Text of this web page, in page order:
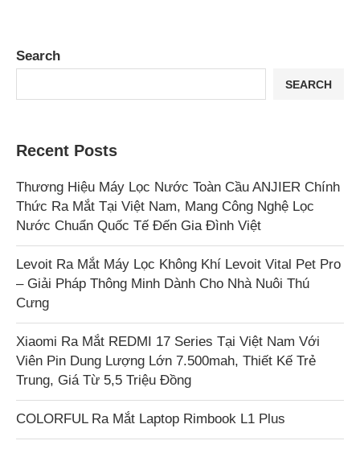
Search
SEARCH
Recent Posts
Thương Hiệu Máy Lọc Nước Toàn Cầu ANJIER Chính
Thức Ra Mắt Tại Việt Nam, Mang Công Nghệ Lọc
Nước Chuẩn Quốc Tế Đến Gia Đình Việt
Levoit Ra Mắt Máy Lọc Không Khí Levoit Vital Pet Pro
– Giải Pháp Thông Minh Dành Cho Nhà Nuôi Thú
Cưng
Xiaomi Ra Mắt REDMI 17 Series Tại Việt Nam Với
Viên Pin Dung Lượng Lớn 7.500mah, Thiết Kế Trẻ
Trung, Giá Từ 5,5 Triệu Đồng
COLORFUL Ra Mắt Laptop Rimbook L1 Plus